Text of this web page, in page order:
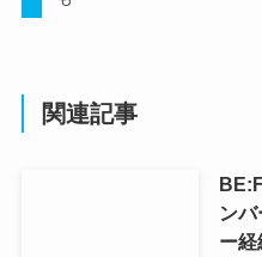
関連記事
ン
ー